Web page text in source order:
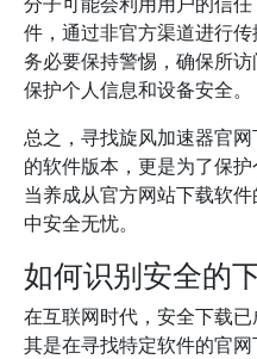
件，通过非官方渠道进行
务必要保持警惕，确保所
保护个人信息和设备安全。
总之，寻找旋风加速器官
的软件版本，更是为了保
当养成从官方网站下载软
中安全无忧。
如何识别安全的
在互联网时代，安全下载
其是在寻找特定软件的官